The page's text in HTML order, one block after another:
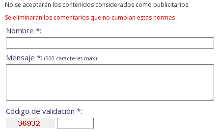
No se aceptarán los contenidos considerados como publicitarios
Se eliminarán los comentarios que no cumplan estas normas
Nombre *:
Mensaje *: (500 caracteres máx)
Código de validación *: